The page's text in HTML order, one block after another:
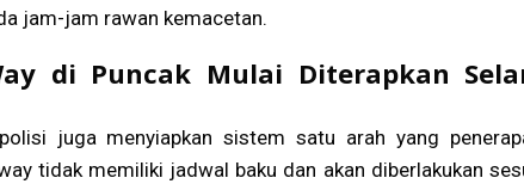
jam-jam rawan kemacetan.
di Puncak Mulai Diterapkan
juga menyiapkan sistem satu arah yang
tidak memiliki jadwal baku dan akan diberlakukan